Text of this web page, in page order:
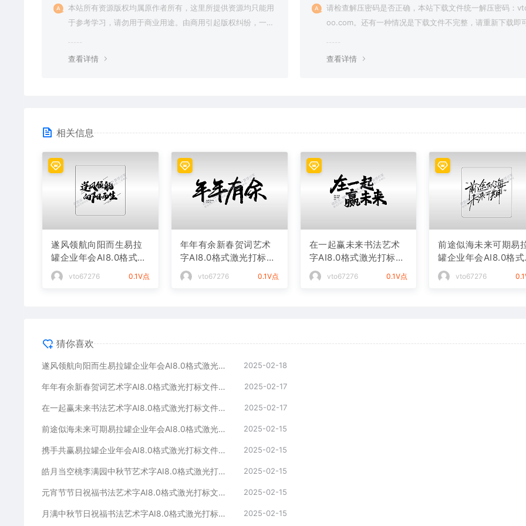
本站所有资源版权均属原作者所有，这里所提供资源均只能用
于参考学习，请勿用于商业用途。由商用引起版权纠纷，一切
查看详情
请检查解压密码是否正确，本站下载文件统一解压密码：
oo.com。还有一种情况是下载文件不完整，请重新下载即可
查看详情
相关信息
遂风领航向阳而生易拉
罐企业年会AI8.0格式激
光打标文件通用矢量图
vto67276 0.1V点
年年有余新春贺词艺术
字AI8.0格式激光打标文
件通用矢量图
vto67276 0.1V点
在一起赢未来书法艺术
字AI8.0格式激光打标文
件通用矢量图
vto67276 0.1V点
前途似海未来可期易
罐企业年会AI8.0格式
光打标文件通用矢量图
vto67276
猜你喜欢
遂风领航向阳而生易拉罐企业年会AI8.0格式激光打标文件通用矢量图 2025-02-18
年年有余新春贺词艺术字AI8.0格式激光打标文件通用矢量图 2025-02-17
在一起赢未来书法艺术字AI8.0格式激光打标文件通用矢量图 2025-02-17
前途似海未来可期易拉罐企业年会AI8.0格式激光打标文件通用矢量图 2025-02-15
携手共赢易拉罐企业年会AI8.0格式激光打标文件通用矢量图 2025-02-15
皓月当空桃李满园中秋节艺术字AI8.0格式激光打标文件通用矢量图 2025-02-15
元宵节节日祝福书法艺术字AI8.0格式激光打标文件通用矢量图 2025-02-15
月满中秋节日祝福书法艺术字AI8.0格式激光打标文件通用矢量图 2025-02-15